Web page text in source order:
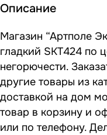
Описание
Магазин “Артполе
гладкий SKT424 по
негорючести.
другие товары из
доставкой на дом
товар в корзину и
или по телефону.